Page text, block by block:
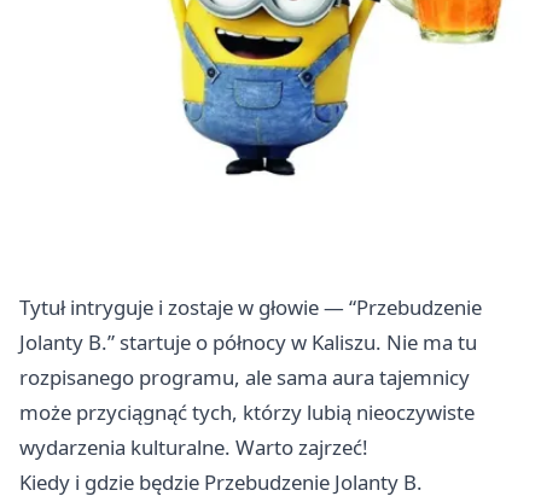
Tytuł intryguje i zostaje w głowie — “Przebudzenie
Jolanty B.” startuje o północy w Kaliszu. Nie ma tu
rozpisanego programu, ale sama aura tajemnicy
może przyciągnąć tych, którzy lubią nieoczywiste
wydarzenia kulturalne. Warto zajrzeć!
Kiedy i gdzie będzie Przebudzenie Jolanty B.